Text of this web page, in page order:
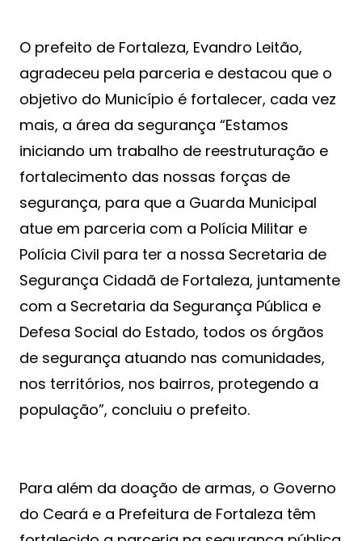
O prefeito de Fortaleza, Evandro Leitão,
agradeceu pela parceria e destacou que o
objetivo do Município é fortalecer, cada vez
mais, a área da segurança “Estamos
iniciando um trabalho de reestruturação e
fortalecimento das nossas forças de
segurança, para que a Guarda Municipal
atue em parceria com a Polícia Militar e
Polícia Civil para ter a nossa Secretaria de
Segurança Cidadã de Fortaleza, juntamente
com a Secretaria da Segurança Pública e
Defesa Social do Estado, todos os órgãos
de segurança atuando nas comunidades,
nos territórios, nos bairros, protegendo a
população”, concluiu o prefeito.
Para além da doação de armas, o Governo
do Ceará e a Prefeitura de Fortaleza têm